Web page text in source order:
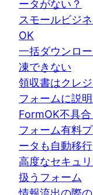
ータがない？
スモールビジ
OK
一括ダウンロ
凍できない
領収書はクレ
フォームに説
FormOK不具
フォーム有料
ータも自動移行
高度なセキュ
扱うフォーム